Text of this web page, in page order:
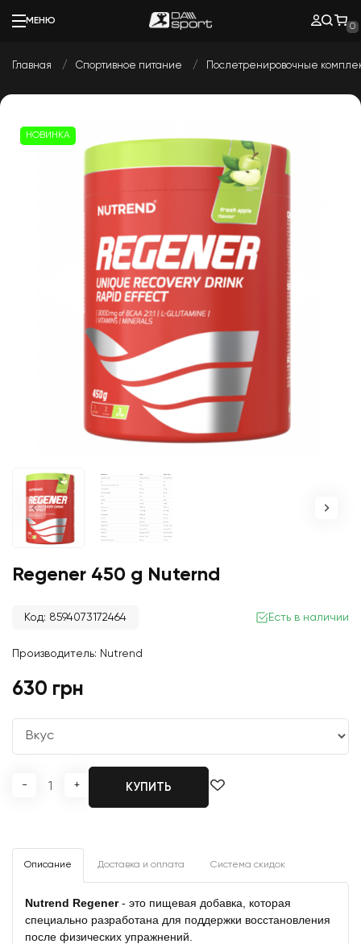
МЕНЮ
0
Главная Спортивное питание Послетренировочные
НОВИНКА
Regener 450 g Nuternd
Код: 8594073172464 Есть в наличии
Производитель: Nutrend
630 грн
- + КУПИТЬ
Описание Доставка и оплата Система скидок
Nutrend Regener- это пищевая добавка, которая
специально разработана для поддержки восстановления
после физических упражнений.